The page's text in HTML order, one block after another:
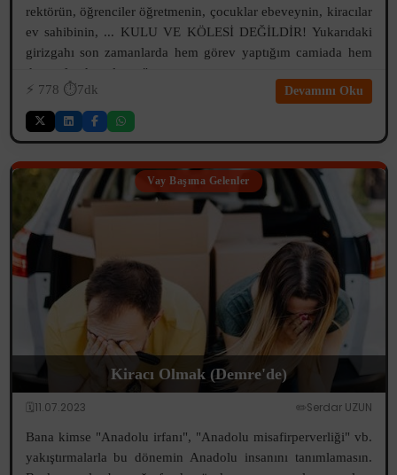
rektörün, öğrenciler öğretmenin, çocuklar ebeveynin, kiracılar
ev sahibinin, ... KULU VE KÖLESİ DEĞİLDİR! Yukarıdaki
girizgahı son zamanlarda hem görev yaptığım camiada hem
de etrafımda onlarca "...
⚡️ 778 ⏱️7dk Devamını Oku
Vay Başıma Gelenler
Kiracı Olmak (Demre'de)
🗓️11.07.2023 ✏️Serdar UZUN
Bana kimse "Anadolu irfanı", "Anadolu misafirperverliği" vb.
yakıştırmalarla bu dönemin Anadolu insanını tanımlamasın.